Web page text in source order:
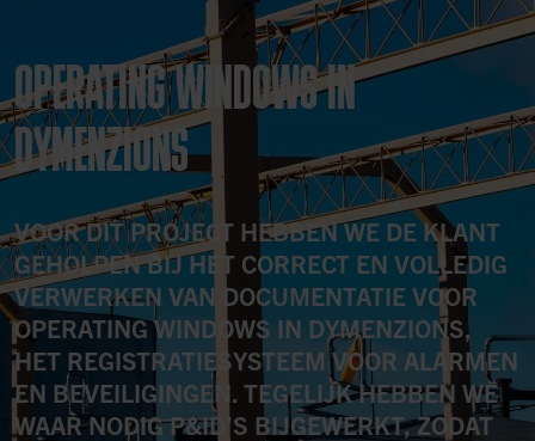
OPERATING WINDOWS IN
DYMENZIONS
VOOR DIT PROJECT HEBBEN WE DE KLANT
GEHOLPEN BIJ HET CORRECT EN VOLLEDIG
VERWERKEN VAN DOCUMENTATIE VOOR
OPERATING WINDOWS IN DYMENZIONS,
HET REGISTRATIESYSTEEM VOOR ALARMEN
EN BEVEILIGINGEN. TEGELIJK HEBBEN WE
WAAR NODIG P&ID’S BIJGEWERKT, ZODAT